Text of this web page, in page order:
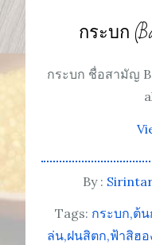
กระบก
กระบก ชื่อสามัญ
By :
Tags: กระบก ต้น
ล่น ฝนสิตก ฟ้าสิฮอ